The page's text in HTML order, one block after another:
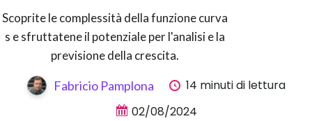
Scoprite le complessità della funzione curva
s e sfruttatene il potenziale per l'analisi e la
previsione della crescita.
Fabricio Pamplona
14 minuti di lettura
02/08/2024